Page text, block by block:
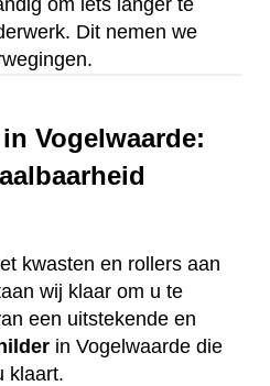
om iets langer te
Dit nemen we
Vogelwaarde:
kwasten en rollers aan
wij klaar om u te
een uitstekende en
in Vogelwaarde die
klaart.